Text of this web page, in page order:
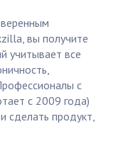
вы получите
учитывает все
с
с 2009 года)
сделать продукт,